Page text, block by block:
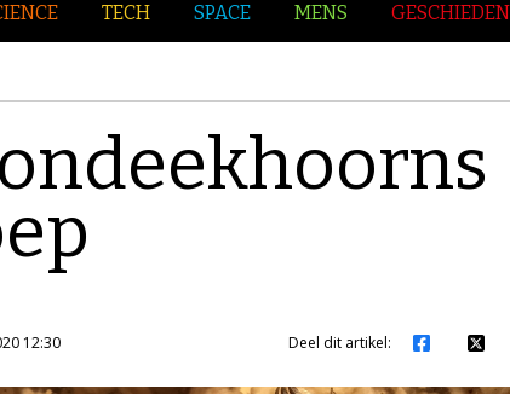
TECH SPACE MENS
12:30 Deel dit artikel: